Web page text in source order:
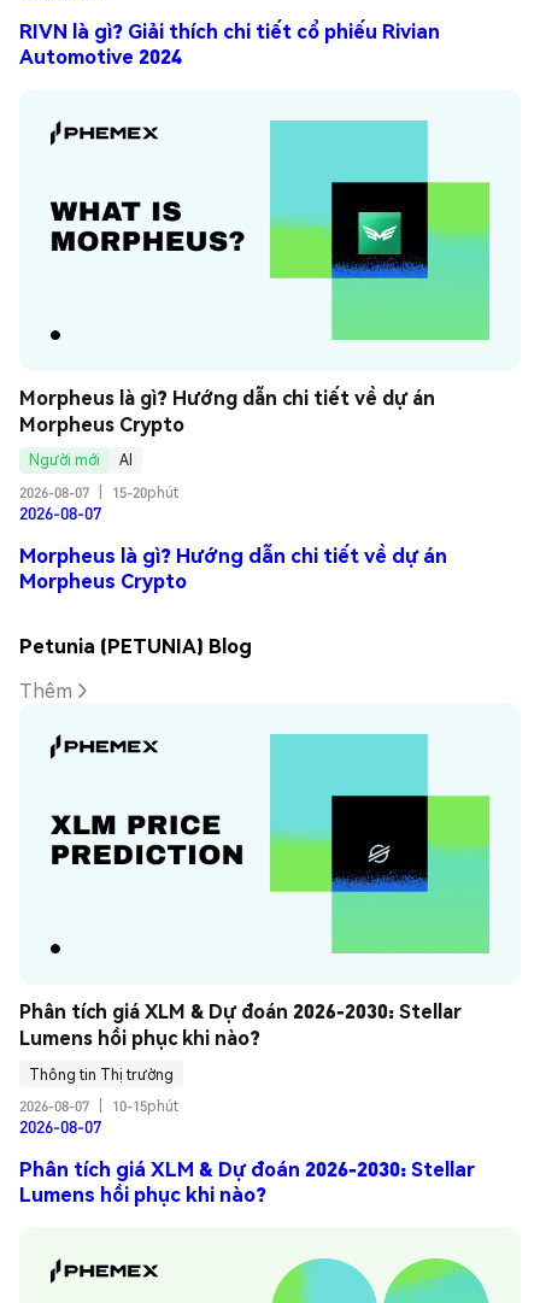
RIVN là gì? Giải thích chi tiết cổ phiếu Rivian
Automotive 2024
Morpheus là gì? Hướng dẫn chi tiết về dự án
Morpheus Crypto
Người mới
AI
2026-08-07
15-20phút
2026-08-07
Morpheus là gì? Hướng dẫn chi tiết về dự án
Morpheus Crypto
Petunia (PETUNIA) Blog
Thêm
Phân tích giá XLM & Dự đoán 2026-2030: Stellar
Lumens hồi phục khi nào?
Thông tin Thị trường
2026-08-07
10-15phút
2026-08-07
Phân tích giá XLM & Dự đoán 2026-2030: Stellar
Lumens hồi phục khi nào?